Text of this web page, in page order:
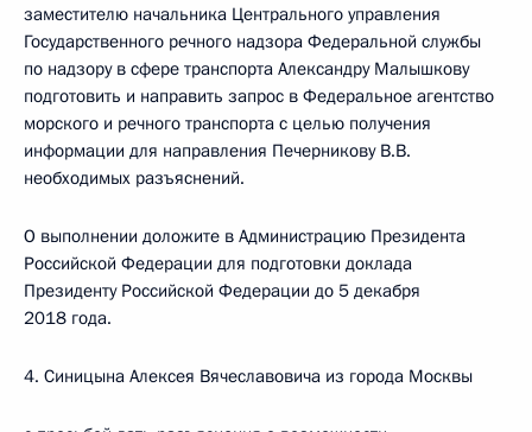
заместителю начальника Центрального управления
Государственного речного надзора Федеральной службы
по надзору в сфере транспорта Александру Малышкову
подготовить и направить запрос в Федеральное агентство
морского и речного транспорта с целью получения
информации для направления Печерникову В.В.
необходимых разъяснений.
О выполнении доложите в Администрацию Президента
Российской Федерации для подготовки доклада
Президенту Российской Федерации до 5 декабря
2018 года.
4. Синицына Алексея Вячеславовича из города Москвы